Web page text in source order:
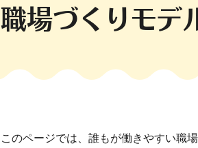
職場づくりモデ
このページでは、誰もが働きやすい職